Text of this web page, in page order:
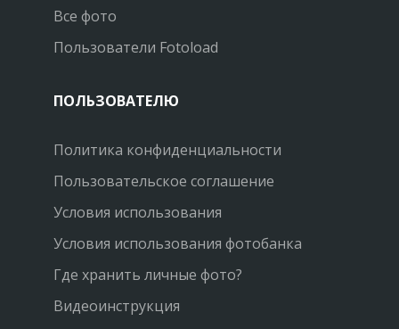
Все фото
Пользователи Fotoload
ПОЛЬЗОВАТЕЛЮ
Политика конфиденциальности
Пользовательское соглашение
Условия использования
Условия использования фотобанка
Где хранить личные фото?
Видеоинструкция